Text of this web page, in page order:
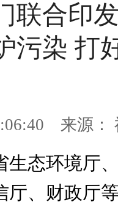
联合印
污染 打
来源：
态环境厅、
厅、财政厅